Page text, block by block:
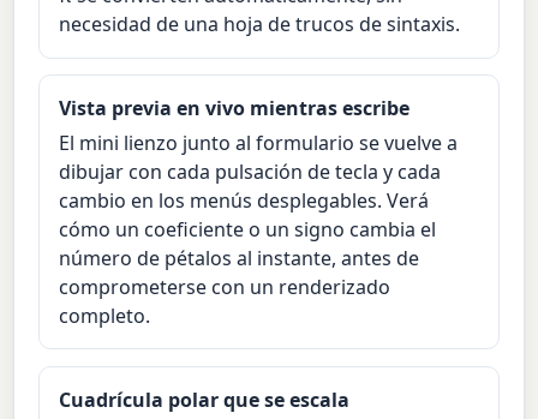
necesidad de una hoja de trucos de sintaxis.
Vista previa en vivo mientras escribe
El mini lienzo junto al formulario se vuelve a
dibujar con cada pulsación de tecla y cada
cambio en los menús desplegables. Verá
cómo un coeficiente o un signo cambia el
número de pétalos al instante, antes de
comprometerse con un renderizado
completo.
Cuadrícula polar que se escala